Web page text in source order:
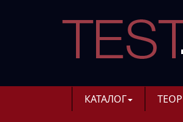
КАТАЛОГ